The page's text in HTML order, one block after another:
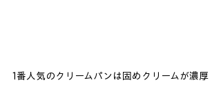
1番人気のクリームパンは固めクリームが濃厚